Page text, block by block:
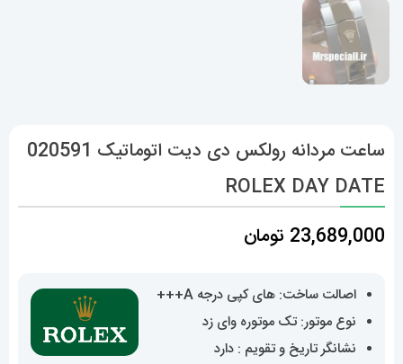
ساعت مردانه رولکس دی دیت اتوماتیک 020591
ROLEX DAY DATE
23,689,000 تومان
اصالت ساخت: های کپی درجه A+++
نوع موتور: تک موتوره وای زد
نشانگر تاریخ و تقویم : دارد